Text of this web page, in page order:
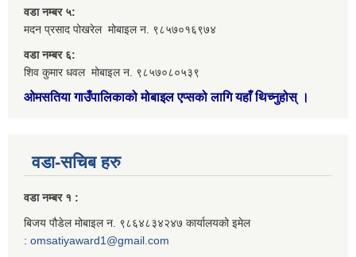
वडा नम्बर ५:
मदन प्रसाद पोखरेल मोबाइल न. ९८५७०१६९७४
वडा नम्बर ६:
शिव कुमार धवल मोबाइल न. ९८५७०८०५३९
ओमसतिया गाउँपालिकाको मोबाइल एप्सको लागि यहाँ थिच्नुहोस् ।
वडा-सचिब हरु
वडा नम्बर १ :
बिजय पौडेल मोबाइल न. ९८६४८३४२४७ कार्यालयको इमेल
: omsatiyaward1@gmail.com